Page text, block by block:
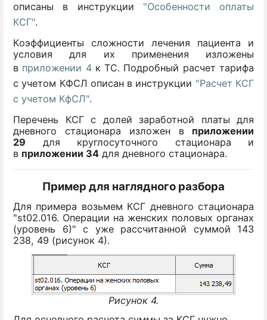
описаны в инструкции
"Особенности оплаты
КСГ".
Коэффициенты сложности лечения пациента и
условия для их применения изложены
в приложении 4к ТС. Подробный расчет тарифа
с учетом КФСЛ описан в инструкции "Расчет КСГ
с учетом КфСЛ".
Перечень КСГ с долей заработной платы для
дневного стационара изложен в
приложении
29
для круглосуточного стационара и
в приложении 34 для дневного стационара.
Пример для наглядного разбора
Для примера возьмем КСГ дневного стационара
"st02.016. Операции на женских половых органах
(уровень 6)" с уже рассчитанной суммой 143
238, 49 (рисунок 4).
Рисунок 4.